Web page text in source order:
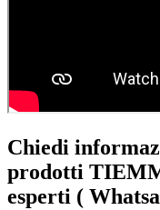
Chiedi
prodotti
esperti (